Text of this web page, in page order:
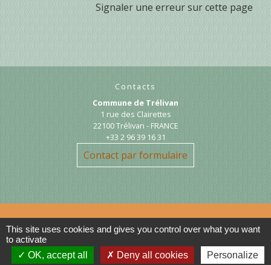
Signaler une erreur sur cette page
Contacts
Commune de Trélivan
1 rue des Clairettes
22100 Trélivan - FRANCE
+33 2 96 39 16 31
Contact par formulaire
Liens
This site uses cookies and gives you control over what you want
to activate
OK, accept all
Deny all cookies Personalize